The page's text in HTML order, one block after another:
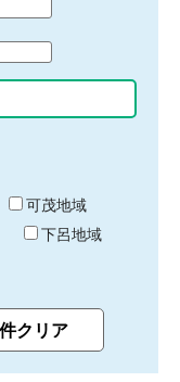
可茂地域
下呂地域